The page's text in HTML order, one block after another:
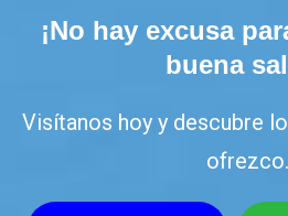
¡No hay excusa
buena
Visítanos hoy y descubre
ofrezco.